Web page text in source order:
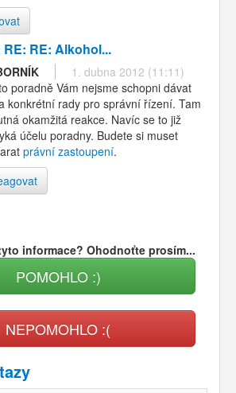
RE: RE: Alkohol...
1. dubna 2012 (11:11)
poradně Vám nejsme schopni dávat
konkrétní rady pro správní řízení. Tam
okamžitá reakce. Navíc se to již
účelu poradny. Budete si muset
právní zastoupení.
informace? Ohodnoťte prosím...
POMOHLO :)
NEPOMOHLO :(